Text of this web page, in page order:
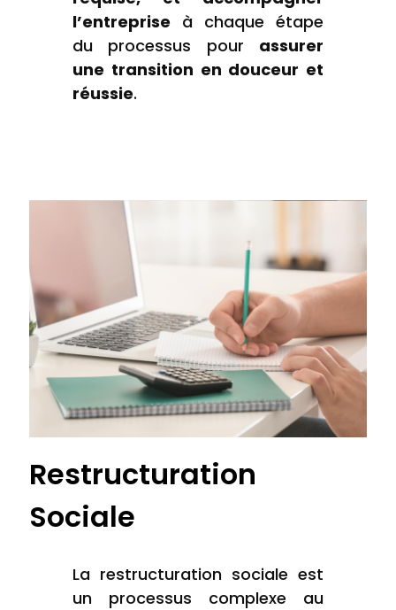
l’entreprise à chaque étape
du processus pour assurer
une transition en douceur et
réussie.
Restructuration
Sociale
La restructuration sociale est
un processus complexe au